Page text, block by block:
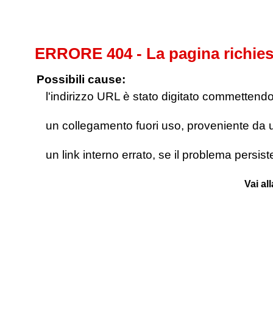
ERRORE 404 - La pagina
Possibili cause:
l'indirizzo URL è stato digitato
un collegamento fuori uso, proveniente da
un link interno errato, se il problema
Vai